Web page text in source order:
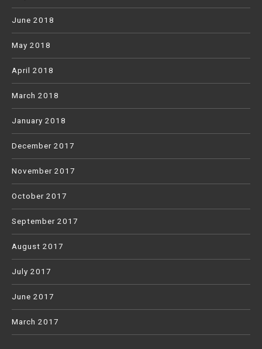
June 2018
May 2018
April 2018
March 2018
January 2018
December 2017
November 2017
October 2017
September 2017
August 2017
July 2017
June 2017
March 2017